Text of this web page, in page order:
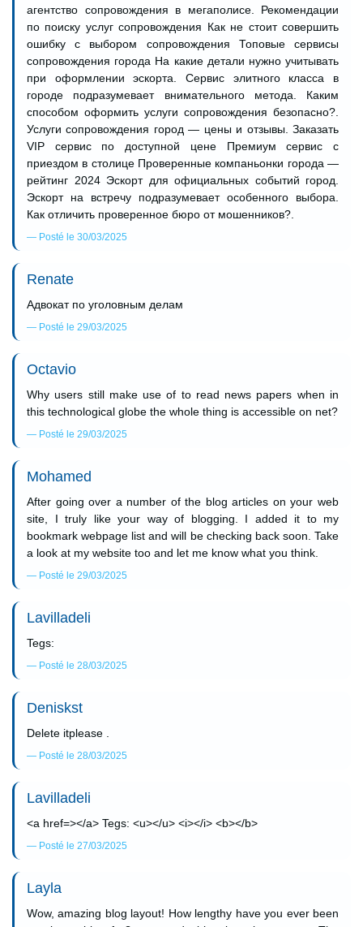
агентство сопровождения в мегаполисе. Рекомендации
по поиску услуг сопровождения Как не стоит совершить
ошибку с выбором сопровождения Топовые сервисы
сопровождения города На какие детали нужно учитывать
при оформлении эскорта. Сервис элитного класса в
городе подразумевает внимательного метода. Каким
способом оформить услуги сопровождения безопасно?.
Услуги сопровождения город — цены и отзывы. Заказать
VIP сервис по доступной цене Премиум сервис с
приездом в столице Проверенные компаньонки города —
рейтинг 2024 Эскорт для официальных событий город.
Эскорт на встречу подразумевает особенного выбора.
Как отличить проверенное бюро от мошенников?.
Posté le 30/03/2025
Renate
Адвокат по уголовным делам
Posté le 29/03/2025
Octavio
Why users still make use of to read news papers when in
this technological globe the whole thing is accessible on net?
Posté le 29/03/2025
Mohamed
After going over a number of the blog articles on your web
site, I truly like your way of blogging. I added it to my
bookmark webpage list and will be checking back soon. Take
a look at my website too and let me know what you think.
Posté le 29/03/2025
Lavilladeli
Tegs:
Posté le 28/03/2025
Deniskst
Delete itplease .
Posté le 28/03/2025
Lavilladeli
<a href=></a> Tegs: <u></u> <i></i> <b></b>
Posté le 27/03/2025
Layla
Wow, amazing blog layout! How lengthy have you ever been